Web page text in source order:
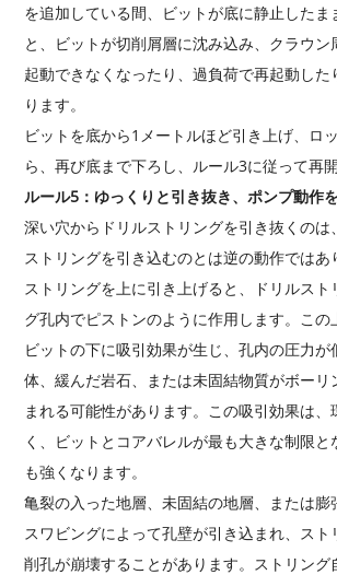
を追加している間、ビットが底に静止したま
と、ビットが切削屑層に沈み込み、クラウ
起動できなくなったり、過負荷で再起動した
ります。
ビットを底から1メートルほど引き上げ、ロ
ら、再び底まで下ろし、ルール3に従って再開
ルール5：ゆっくりと引き抜き、ポンプ動作
深い穴からドリルストリングを引き抜くのは
ストリングを引き込むのとは逆の動作では
ストリングを上に引き上げると、ドリルスト
グ孔内でピストンのように作用します。この
ビットの下に吸引効果が生じ、孔内の圧力が
体、緩んだ岩石、または未固結物質がボーリ
まれる可能性があります。この吸引効果は
く、ビットとコアバレルが最も大きな制限
も強くなります。
亀裂の入った地層、未固結の地層、または膨
スワビングによって孔壁が引き込まれ、スト
削孔が崩壊することがあります。ストリング